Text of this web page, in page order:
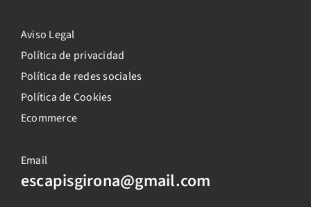
Aviso Legal
Política de privacidad
Política de redes sociales
Política de Cookies
Ecommerce
Email
escapisgirona@gmail.com